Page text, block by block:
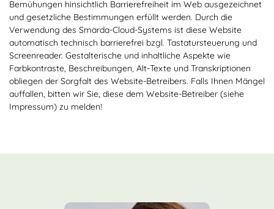
Bemühungen hinsichtlich Barrierefreiheit im Web ausgezeichnet
und gesetzliche Bestimmungen erfüllt werden. Durch die
Verwendung des Smarda-Cloud-Systems ist diese Website
automatisch technisch barrierefrei bzgl. Tastatursteuerung und
Screenreader. Gestalterische und inhaltliche Aspekte wie
Farbkontraste, Beschreibungen, Alt-Texte und Transkriptionen
obliegen der Sorgfalt des Website-Betreibers. Falls Ihnen Mängel
auffallen, bitten wir Sie, diese dem Website-Betreiber (siehe
Impressum) zu melden!